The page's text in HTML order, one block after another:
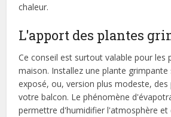
chaleur.
L'apport des plantes
Ce conseil est surtout valable pour les
maison. Installez une plante grimpante
exposé, ou, version plus modeste,
votre balcon. Le phénomène
permettre d'humidifier l'atmosphère et